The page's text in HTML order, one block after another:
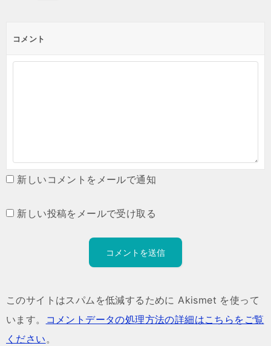
コメント
新しいコメントをメールで通知
新しい投稿をメールで受け取る
このサイトはスパムを低減するために Akismet を使って
います。
コメントデータの処理方法の詳細はこちらをご覧
ください。